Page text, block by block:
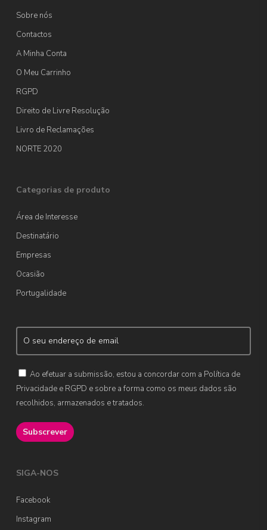
Sobre nós
Contactos
A Minha Conta
O Meu Carrinho
RGPD
Direito de Livre Resolução
Livro de Reclamações
NORTE 2020
Categorias de produto
Área de Interesse
Destinatário
Empresas
Ocasião
Portugalidade
Ao efetuar a submissão, estou a concordar com a Política de
Privacidade e RGPD e sobre a forma como os meus dados são
recolhidos, armazenados e tratados.
SIGA-NOS
Facebook
Instagram